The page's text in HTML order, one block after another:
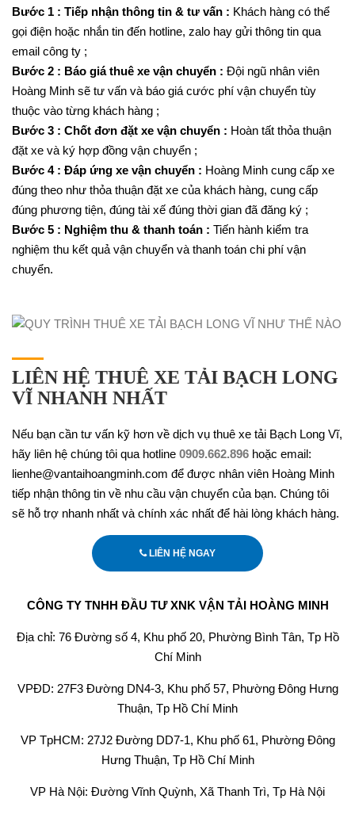
Bước 1 : Tiếp nhận thông tin & tư vấn : Khách hàng có thể
gọi điện hoặc nhắn tin đến hotline, zalo hay gửi thông tin qua
email công ty ;
Bước 2 : Báo giá thuê xe vận chuyển : Đội ngũ nhân viên
Hoàng Minh sẽ tư vấn và báo giá cước phí vận chuyển tùy
thuộc vào từng khách hàng ;
Bước 3 : Chốt đơn đặt xe vận chuyển : Hoàn tất thỏa thuận
đặt xe và ký hợp đồng vận chuyển ;
Bước 4 : Đáp ứng xe vận chuyển : Hoàng Minh cung cấp xe
đúng theo như thỏa thuận đặt xe của khách hàng, cung cấp
đúng phương tiện, đúng tài xế đúng thời gian đã đăng ký ;
Bước 5 : Nghiệm thu & thanh toán : Tiến hành kiểm tra
nghiệm thu kết quả vận chuyển và thanh toán chi phí vận
chuyển.
LIÊN HỆ THUÊ XE TẢI BẠCH LONG
VĨ NHANH NHẤT
Nếu bạn cần tư vấn kỹ hơn về dịch vụ thuê xe tải Bạch Long Vĩ,
hãy liên hệ chúng tôi qua hotline 0909.662.896 hoặc email:
lienhe@vantaihoangminh.com để được nhân viên Hoàng Minh
tiếp nhận thông tin về nhu cầu vận chuyển của bạn. Chúng tôi
sẽ hỗ trợ nhanh nhất và chính xác nhất để hài lòng khách hàng.
LIÊN HỆ NGAY
CÔNG TY TNHH ĐẦU TƯ XNK VẬN TẢI HOÀNG MINH
Địa chỉ: 76 Đường số 4, Khu phố 20, Phường Bình Tân, Tp Hồ
Chí Minh
VPĐD: 27F3 Đường DN4-3, Khu phố 57, Phường Đông Hưng
Thuận, Tp Hồ Chí Minh
VP TpHCM: 27J2 Đường DD7-1, Khu phố 61, Phường Đông
Hưng Thuận, Tp Hồ Chí Minh
VP Hà Nội: Đường Vĩnh Quỳnh, Xã Thanh Trì, Tp Hà Nội